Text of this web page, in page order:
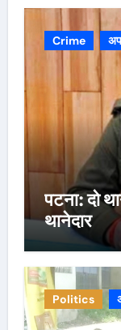
Crime
पटना: दो
थानेदार
Politics